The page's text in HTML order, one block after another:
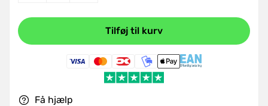
Tilføj til kurv
Få hjælp